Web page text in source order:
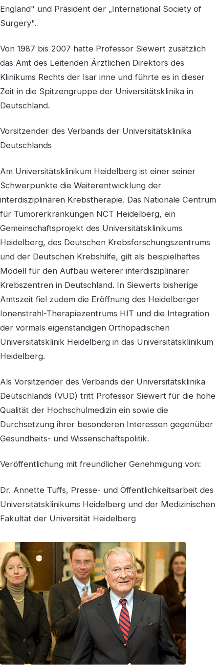
England" und Präsident der „International Society of
Surgery".
Von 1987 bis 2007 hatte Professor Siewert zusätzlich
das Amt des Leitenden Ärztlichen Direktors des
Klinikums Rechts der Isar inne und führte es in dieser
Zeit in die Spitzengruppe der Universitätsklinika in
Deutschland.
Vorsitzender des Verbands der Universitätsklinika
Deutschlands
Am Universitätsklinikum Heidelberg ist einer seiner
Schwerpunkte die Weiterentwicklung der
interdisziplinären Krebstherapie. Das Nationale Centrum
für Tumorerkrankungen NCT Heidelberg, ein
Gemeinschaftsprojekt des Universitätsklinikums
Heidelberg, des Deutschen Krebsforschungszentrums
und der Deutschen Krebshilfe, gilt als beispielhaftes
Modell für den Aufbau weiterer interdisziplinärer
Krebszentren in Deutschland. In Siewerts bisherige
Amtszeit fiel zudem die Eröffnung des Heidelberger
Ionenstrahl-Therapiezentrums HIT und die Integration
der vormals eigenständigen Orthopädischen
Universitätsklinik Heidelberg in das Universitätsklinikum
Heidelberg.
Als Vorsitzender des Verbands der Universitätsklinika
Deutschlands (VUD) tritt Professor Siewert für die hohe
Qualität der Hochschulmedizin ein sowie die
Durchsetzung ihrer besonderen Interessen gegenüber
Gesundheits- und Wissenschaftspolitik.
Veröffentlichung mit freundlicher Genehmigung von:
Dr. Annette Tuffs, Presse- und Öffentlichkeitsarbeit des
Universitätsklinikums Heidelberg und der Medizinischen
Fakultät der Universität Heidelberg